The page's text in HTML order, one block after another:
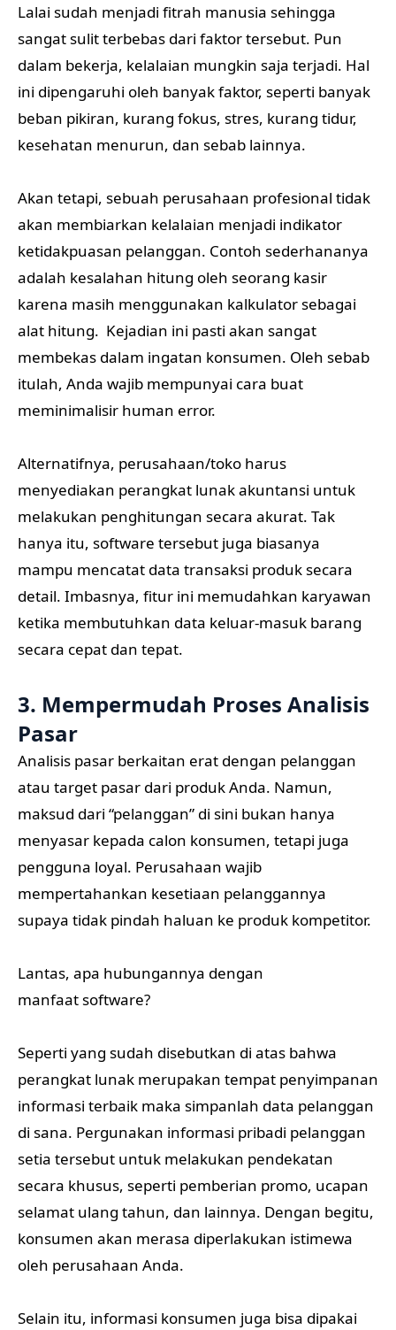
Lalai sudah menjadi fitrah manusia sehingga
sangat sulit terbebas dari faktor tersebut. Pun
dalam bekerja, kelalaian mungkin saja terjadi. Hal
ini dipengaruhi oleh banyak faktor, seperti banyak
beban pikiran, kurang fokus, stres, kurang tidur,
kesehatan menurun, dan sebab lainnya.
Akan tetapi, sebuah perusahaan profesional tidak
akan membiarkan kelalaian menjadi indikator
ketidakpuasan pelanggan. Contoh sederhananya
adalah kesalahan hitung oleh seorang kasir
karena masih menggunakan kalkulator sebagai
alat hitung. Kejadian ini pasti akan sangat
membekas dalam ingatan konsumen. Oleh sebab
itulah, Anda wajib mempunyai cara buat
meminimalisir human error.
Alternatifnya, perusahaan/toko harus
menyediakan perangkat lunak akuntansi untuk
melakukan penghitungan secara akurat. Tak
hanya itu, software tersebut juga biasanya
mampu mencatat data transaksi produk secara
detail. Imbasnya, fitur ini memudahkan karyawan
ketika membutuhkan data keluar-masuk barang
secara cepat dan tepat.
3. Mempermudah Proses Analisis
Pasar
Analisis pasar berkaitan erat dengan pelanggan
atau target pasar dari produk Anda. Namun,
maksud dari “pelanggan” di sini bukan hanya
menyasar kepada calon konsumen, tetapi juga
pengguna loyal. Perusahaan wajib
mempertahankan kesetiaan pelanggannya
supaya tidak pindah haluan ke produk kompetitor.
Lantas, apa hubungannya dengan
manfaat software?
Seperti yang sudah disebutkan di atas bahwa
perangkat lunak merupakan tempat penyimpanan
informasi terbaik maka simpanlah data pelanggan
di sana. Pergunakan informasi pribadi pelanggan
setia tersebut untuk melakukan pendekatan
secara khusus, seperti pemberian promo, ucapan
selamat ulang tahun, dan lainnya. Dengan begitu,
konsumen akan merasa diperlakukan istimewa
oleh perusahaan Anda.
Selain itu, informasi konsumen juga bisa dipakai